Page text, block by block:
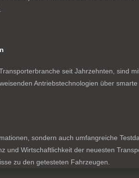
seit Jahrzehnten, sind
Antriebstechnologien über
sondern auch umfangreiche
und Wirtschaftlichkeit der neuesten
zu den getesteten Fahrzeugen.